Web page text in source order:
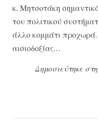
κ. Μητσοτάκη
του πολιτικού
άλλο κομμάτι
αισιοδοξίας…
Δημοσιεύτηκε